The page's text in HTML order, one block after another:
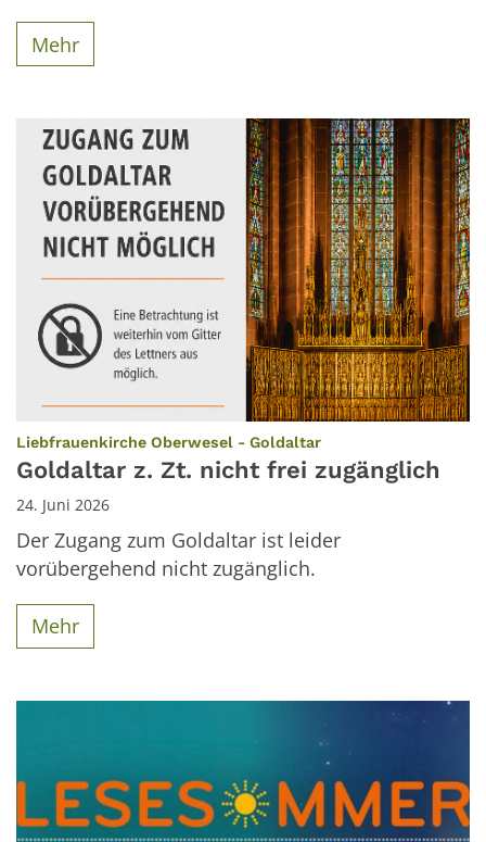
Mehr
Liebfrauenkirche Oberwesel - Goldaltar:
Goldaltar z. Zt. nicht frei zugänglich
24. Juni 2026
Der Zugang zum Goldaltar ist leider
vorübergehend nicht zugänglich.
Mehr